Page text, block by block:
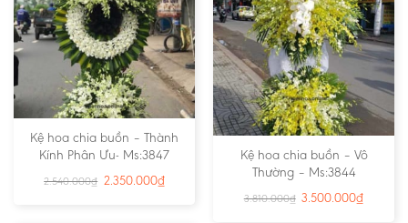
Kệ hoa chia buồn – Thành
Kính Phân Ưu- Ms:3847
2.540.000₫ 2.350.000₫
Kệ hoa chia buồn – Vô
Thường – Ms:3844
3.810.000₫ 3.500.000₫